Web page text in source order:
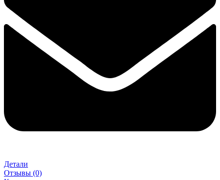
Детали
Отзывы (0)